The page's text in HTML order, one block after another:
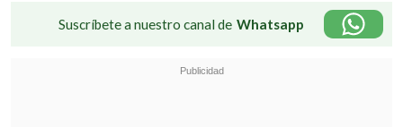
Suscríbete a nuestro canal de Whatsapp